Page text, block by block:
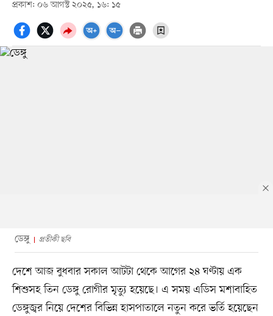
প্রকাশ: ০৬ আগস্ট ২০২৫, ১৬: ১৫
ডেঙ্গু প্রতীকী ছবি
দেশে আজ বুধবার সকাল আটটা থেকে আগের ২৪ ঘণ্টায় এক
শিশুসহ তিন ডেঙ্গু রোগীর মৃত্যু হয়েছে। এ সময় এডিস মশাবাহিত
ডেঙ্গুজ্বর নিয়ে দেশের বিভিন্ন হাসপাতালে নতুন করে ভর্তি হয়েছেন